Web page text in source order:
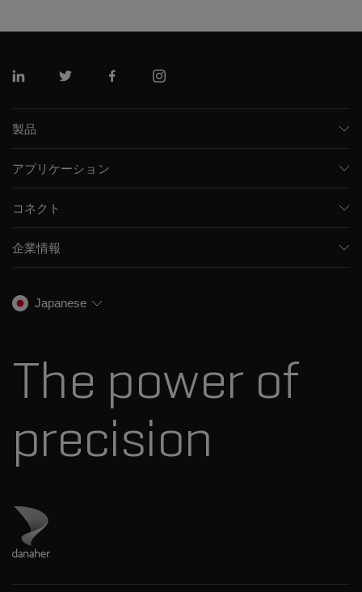
リンクトインツイッターフェイスブックインスタグラム
製品
キャピラリー電気泳動機器
統合ソリューション
スペクトルライブラリ
アプリケーション
環境分析
法医学ソリューション
コネクト
トレーニング
キャリア
企業情報
プレスリリース
Japanese
The power of
precision
ダナハーのサイトにアクセス